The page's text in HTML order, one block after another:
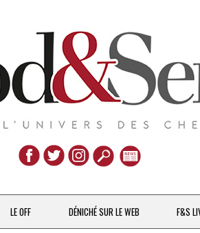
Aller
au
contenu
LE OFF DÉNICHÉ SUR LE WEB F&S